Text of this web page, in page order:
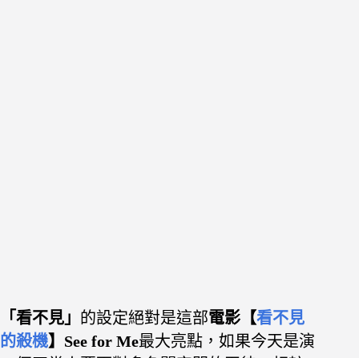
「看不見」 的設定絕對是這部電影【看不見
的殺機】See for Me最大亮點，如果今天是演